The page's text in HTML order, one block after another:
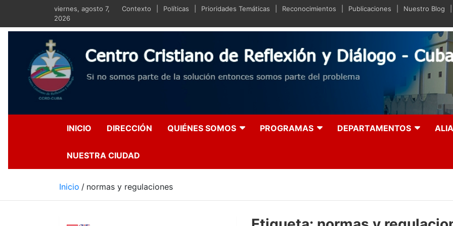
contenido
viernes, agosto 7,
2026
Contexto Políticas Prioridades Temáticas Reconocimientos Publicaciones Nuestro Blog
Centro Cristiano de Reflexión y
Si no somos parte de la solución entonces somos parte del problema
INICIO DIRECCIÓN QUIÉNES SOMOS PROGRAMAS DEPARTAMENTOS
NUESTRA CIUDAD
Inicio normas y regulaciones